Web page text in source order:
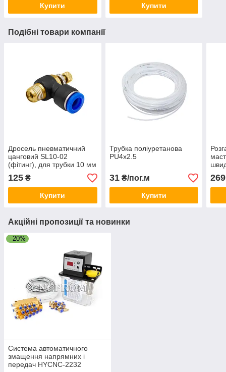
Купити Купити
Подібні товари компанії
Дросель пневматичний
цанговий SL10-02
(фітинг), для трубки 10 мм
125 ₴
Купити
Трубка поліуретанова
PU4x2.5
31₴/пог.м
Купити
269
Акційні пропозиції та новинки
–20%
Система автоматичного
змащення напрямних і
передач HYCNC-2232